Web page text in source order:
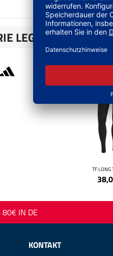
LEGGINS &TIGHTS
NEW
TF LONG
80€ IN DE
KONTAKT